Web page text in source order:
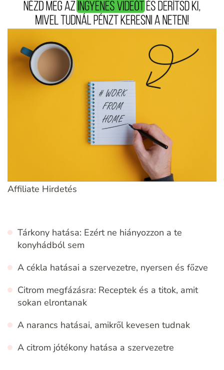
Affiliate Hirdetés
Tárkony hatása: Ezért ne hiányozzon a te
konyhádból sem
A cékla hatásai a szervezetre, nyersen és főzve
Citrom megfázásra: Receptek és a titok, amit
sokan elrontanak
A narancs hatásai, amikről kevesen tudnak
A citrom jótékony hatása a szervezetre